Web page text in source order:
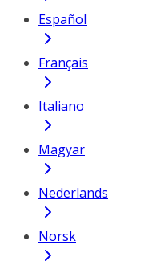
Español
Français
Italiano
Magyar
Nederlands
Norsk